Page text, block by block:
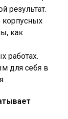
результат.
как
работах.
для себя в